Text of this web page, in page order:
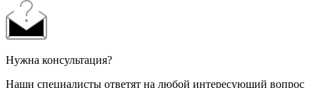
Нужна консультация?
Наши специалисты ответят на любой интересующий вопрос